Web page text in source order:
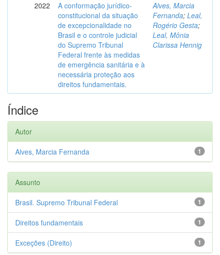
2022
A conformação jurídico-
constitucional da situação
de excepcionalidade no
Brasil e o controle judicial
do Supremo Tribunal
Federal frente às medidas
de emergência sanitária e à
necessária proteção aos
direitos fundamentais.
Alves, Marcia
Fernanda; Leal,
Rogério Gesta;
Leal, Mônia
Clarissa Hennig
Índice
Autor
1
Alves, Marcia Fernanda
Assunto
1
Brasil. Supremo Tribunal Federal
1
Direitos fundamentais
1
Exceções (Direito)